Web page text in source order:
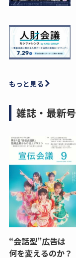
もっと見る
雑誌・最新号
“会話型”広告は
何を変えるのか？